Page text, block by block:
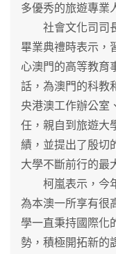
多優秀的旅遊專業
社會文化司司長
畢業典禮時表示，
心澳門的高等教育
話，為澳門的科教
央港澳工作辦公室
任，親自到旅遊大
績，並提出了殷切
大學不斷前行的最
柯嵐表示，今年
為本澳一所享有很
學一直秉持國際化
勢，積極開拓新的